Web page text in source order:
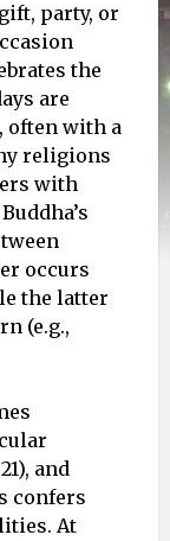
party, or
the
are
often with a
religions
with
occurs
the latter
(e.g.,
and
confers
At